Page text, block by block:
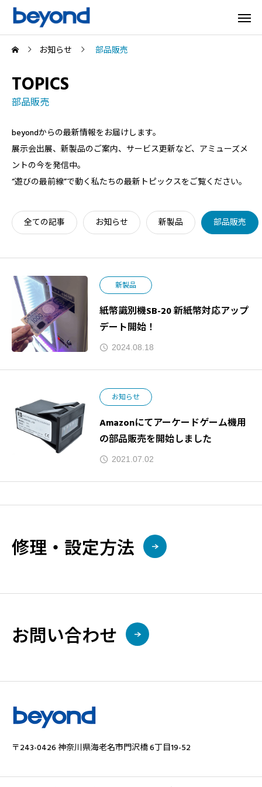
お知らせ 部品販売
TOPICS
部品販売
beyondからの最新情報をお届けします。
展示会出展、新製品のご案内、サービス更新など、アミューズメ
ントの今を発信中。
“遊びの最前線”で動く私たちの最新トピックスをご覧ください。
全ての記事 お知らせ 新製品 部品販売
新製品
紙幣識別機SB-20 新紙幣対応アップ
デート開始！
2024.08.18
お知らせ
Amazonにてアーケードゲーム機用
の部品販売を開始しました
2021.07.02
修理・設定方法
お問い合わせ
〒243-0426 神奈川県海⽼名市⾨沢橋 6丁目19-52